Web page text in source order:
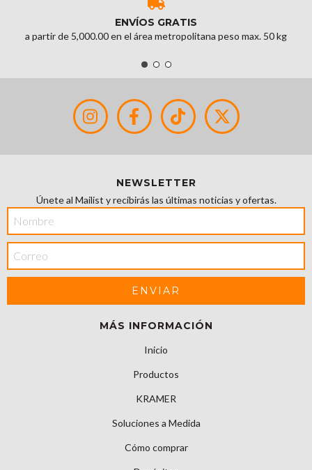
ENVÍOS GRATIS
a partir de 5,000.00 en el área metropolitana peso max. 50 kg
NEWSLETTER
Únete al Mailist y recibirás las últimas noticias y ofertas.
MÁS INFORMACIÓN
Inicio
Productos
KRAMER
Soluciones a Medida
Cómo comprar